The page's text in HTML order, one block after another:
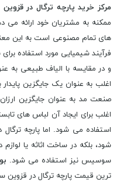
مرکز خرید پارچه ترگال در قزوین
ممکنه به مشتریان خود ارائه می
های تمام مصنوعی است به این
فرآیند شیمیایی مورد استفاده
و در مقایسه با الیاف طبیعی به
اغلب به عنوان یک جایگزین
صنعت مد به عنوان جایگزین
اغلب برای ایجاد آن لباس های
استفاده می شود. اما پارچه
‌شود، بلکه در ساخت اثاثه یا
سوسیس نیز استفاده می‌ شود.
ترین قیمت پارچه ترگال در